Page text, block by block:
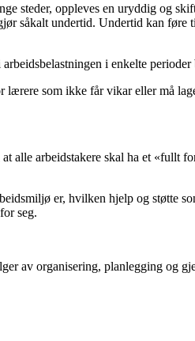
steder, oppleves en uryddig og
såkalt undertid. Undertid kan
i enkelte perioder
som ikke får vikar eller må
arbeidstakere skal ha et «fullt
er, hvilken hjelp og støtte
seg.
av organisering, planlegging og